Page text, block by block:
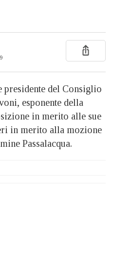
del Consiglio
esponente della
in merito alle sue
in merito alla mozione
Passalacqua.